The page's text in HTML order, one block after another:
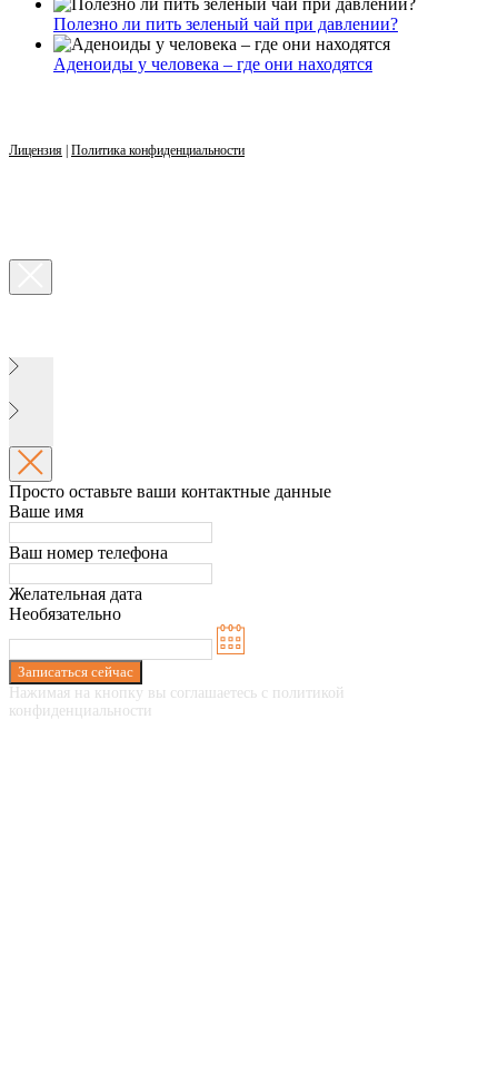
Полезно ли пить зеленый чай при давлении?
Аденоиды у человека – где они находятся
Лицензия Политика конфиденциальности
Просто оставьте ваши контактные данные
Ваше имя
Ваш номер телефона
Желательная дата
Необязательно
Записаться сейчас
Нажимая на кнопку вы соглашаетесь с политикой
конфиденциальности